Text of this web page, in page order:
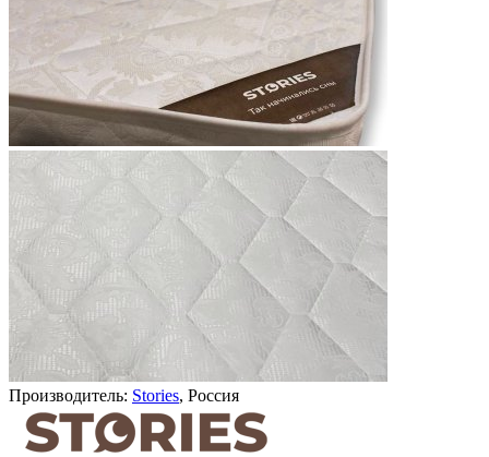
Производитель: Stories, Россия